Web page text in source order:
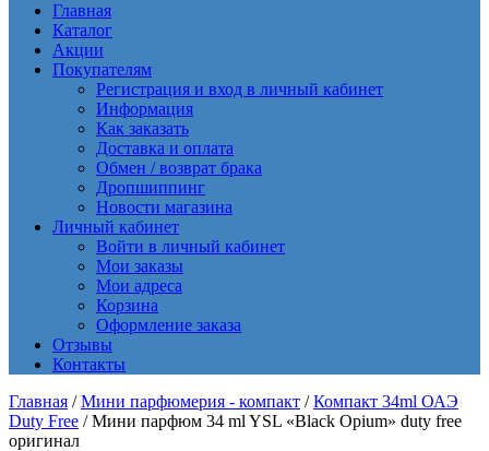
Главная
Каталог
Акции
Покупателям
Регистрация и вход в личный кабинет
Информация
Как заказать
Доставка и оплата
Обмен / возврат брака
Дропшиппинг
Новости магазина
Личный кабинет
Войти в личный кабинет
Мои заказы
Мои адреса
Корзина
Оформление заказа
Отзывы
Контакты
Главная /Мини парфюмерия - компакт /Компакт 34ml ОАЭ
Duty Free / Мини парфюм 34 ml YSL «Black Opium» duty free
оригинал